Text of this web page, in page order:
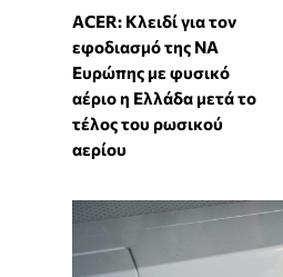
ACER: Κλειδί για τον
εφοδιασμό της ΝΑ
Ευρώπης με φυσικό
αέριο η Ελλάδα μετά το
τέλος του ρωσικού
αερίου